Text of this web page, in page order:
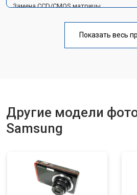
Замена CCD/CMOS матрицы
Чистка матрицы
Показать весь
Другие модели
Samsung